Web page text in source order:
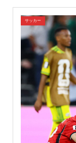
サッカー